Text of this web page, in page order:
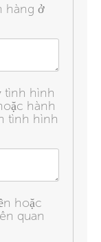
hàng ở
tình hình
hành
tình hình
hoặc
quan